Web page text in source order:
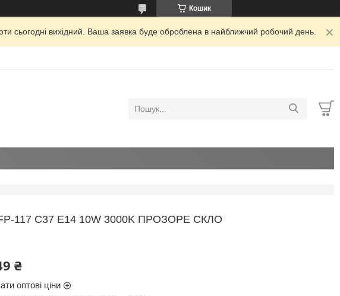
Кошик
сьогодні вихідний. Ваша заявка буде оброблена в найближчий робочий день.
117 С37 E14 10W 3000K ПРОЗОРЕ СКЛО
₴
оптові ціни